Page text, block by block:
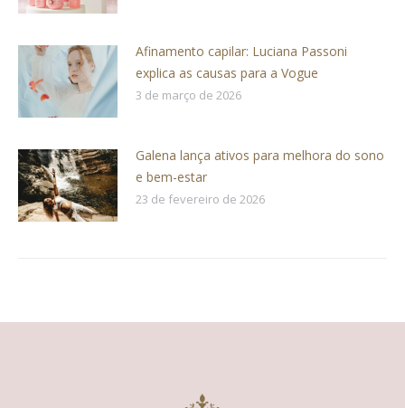
Afinamento capilar: Luciana Passoni
explica as causas para a Vogue
3 de março de 2026
Galena lança ativos para melhora do sono
e bem-estar
23 de fevereiro de 2026